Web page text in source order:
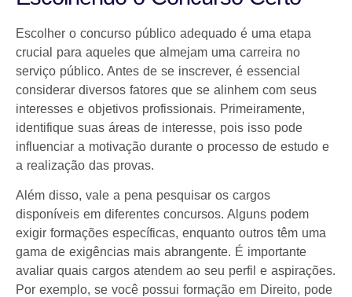
Escolher o concurso público adequado é uma etapa
crucial para aqueles que almejam uma carreira no
serviço público. Antes de se inscrever, é essencial
considerar diversos fatores que se alinhem com seus
interesses e objetivos profissionais. Primeiramente,
identifique suas áreas de interesse, pois isso pode
influenciar a motivação durante o processo de estudo e
a realização das provas.
Além disso, vale a pena pesquisar os cargos
disponíveis em diferentes concursos. Alguns podem
exigir formações específicas, enquanto outros têm uma
gama de exigências mais abrangente. É importante
avaliar quais cargos atendem ao seu perfil e aspirações.
Por exemplo, se você possui formação em Direito, pode